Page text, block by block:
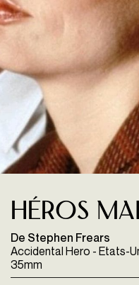
Héros
De Stephen Frears
Accidental Hero - Etats-
35mm